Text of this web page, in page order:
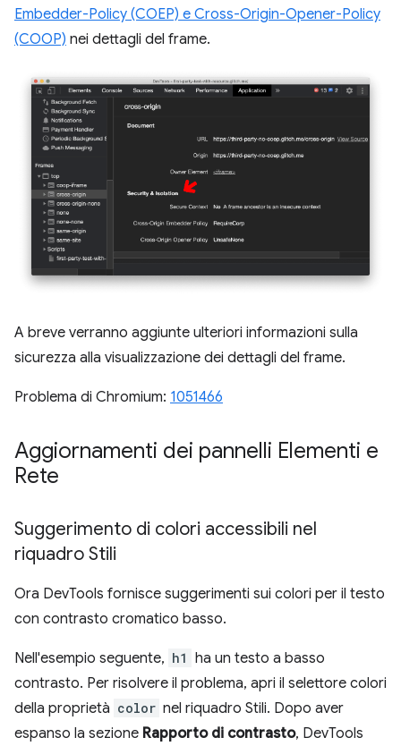
Embedder-Policy (COEP) e Cross-Origin-Opener-Policy
(COOP) nei dettagli del frame.
A breve verranno aggiunte ulteriori informazioni sulla
sicurezza alla visualizzazione dei dettagli del frame.
Problema di Chromium: 1051466
Aggiornamenti dei pannelli Elementi e
Rete
Suggerimento di colori accessibili nel
riquadro Stili
Ora DevTools fornisce suggerimenti sui colori per il testo
con contrasto cromatico basso.
Nell'esempio seguente, h1 ha un testo a basso
contrasto. Per risolvere il problema, apri il selettore colori
della proprietà color nel riquadro Stili. Dopo aver
espanso la sezione Rapporto di contrasto, DevTools